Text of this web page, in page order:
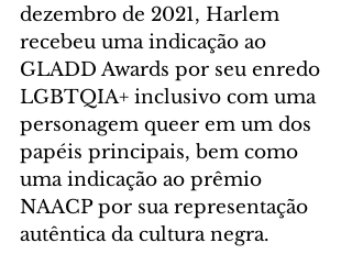
dezembro de 2021, Harlem
recebeu uma indicação ao
GLADD Awards por seu enredo
LGBTQIA+ inclusivo com uma
personagem queer em um dos
papéis principais, bem como
uma indicação ao prêmio
NAACP por sua representação
autêntica da cultura negra.